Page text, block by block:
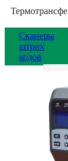
Сканеры
штрих
кодов